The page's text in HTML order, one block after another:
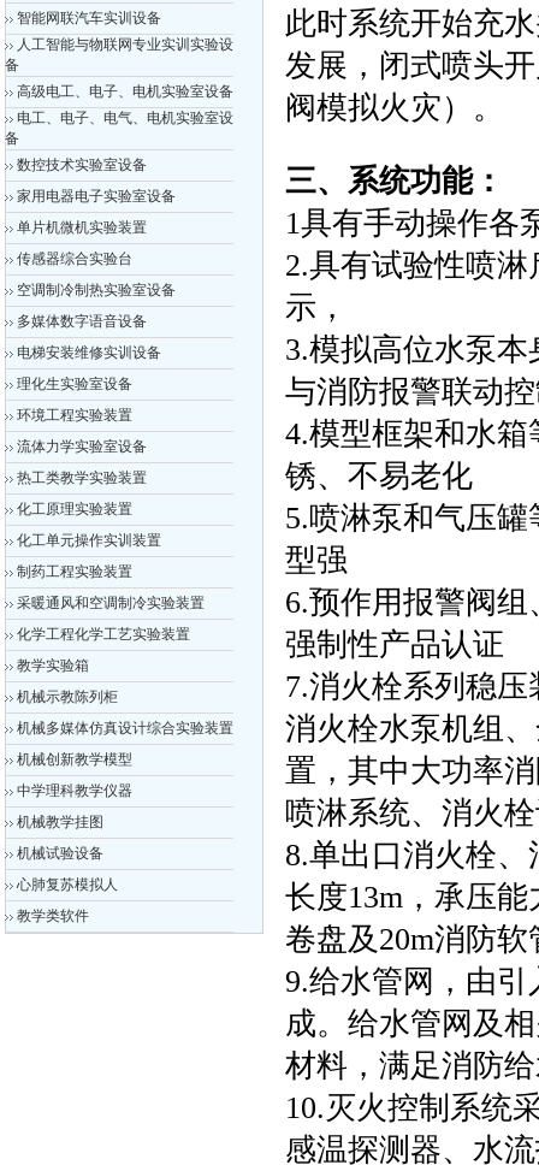
智能网联汽车实训设备
人工智能与物联网专业实训实验设
备
高级电工、电子、电机实验室设备
电工、电子、电气、电机实验室设
备
数控技术实验室设备
家用电器电子实验室设备
单片机微机实验装置
传感器综合实验台
空调制冷制热实验室设备
多媒体数字语音设备
电梯安装维修实训设备
理化生实验室设备
环境工程实验装置
流体力学实验室设备
热工类教学实验装置
化工原理实验装置
化工单元操作实训装置
制药工程实验装置
采暖通风和空调制冷实验装置
化学工程化学工艺实验装置
教学实验箱
机械示教陈列柜
机械多媒体仿真设计综合实验装置
机械创新教学模型
中学理科教学仪器
机械教学挂图
机械试验设备
心肺复苏模拟人
教学类软件
此时系统开始充
发展，闭式喷头
阀模拟火灾）。
三、系统功能：
1具有手动操作
2.具有试验性喷
示，
3.模拟高位水泵
与消防报警联动
4.模型框架和水
锈、不易老化
5.喷淋泵和气压
型强
6.预作用报警阀
强制性产品认证
7.消火栓系列稳
消火栓水泵机组
置，其中大功率
喷淋系统、消火
8.单出口消火栓、
长度13m，承压能
卷盘及20m消防软
9.给水管网，由
成。给水管网及
材料，满足消防
10.灭火控制系统
感温探测器、水